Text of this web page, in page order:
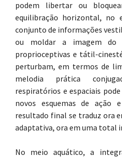
podem libertar ou
equilibração horizontal, no
conjunto de informações
ou moldar a imagem do
proprioceptivas e tátil-
perturbam, em termos de
melodia prática
respiratórios e espaciais
novos esquemas de ação
resultado final se traduz ora
adaptativa, ora em uma total
No meio aquático, a